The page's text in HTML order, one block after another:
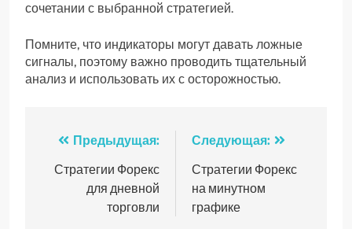
сочетании с выбранной стратегией.
Помните, что индикаторы могут давать ложные
сигналы, поэтому важно проводить тщательный
анализ и использовать их с осторожностью.
Навигация
по
записям
Предыдущая:
Стратегии Форекс
для дневной
торговли
Следующая:
Стратегии Форекс
на минутном
графике